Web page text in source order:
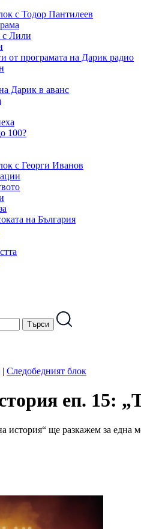
с Тодор Пантилеев
с Лили
от програмата на Дарик радио
Дарик в аванс
100?
с Георги Иванов
на България
| Следобедният блок
еп. 15:
история“ ще разкажем за една